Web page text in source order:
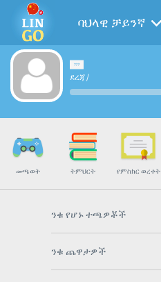
ባህላዊ ቻይንኛ
ደረጃ/
መጫወት ትምህርት የምስክር ወረቀት
ንቁ የሆኑ ተጫዎቾች
ንቁ ጨዋታዎች